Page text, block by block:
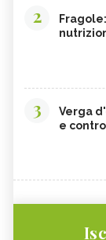
2
3
Verga
e